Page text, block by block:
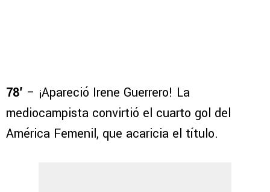
78′ – ¡Apareció Irene Guerrero! La
mediocampista convirtió el cuarto gol del
América Femenil, que acaricia el título.